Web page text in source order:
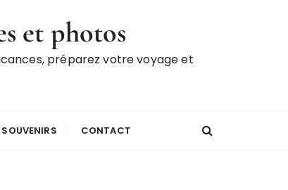
et photos
préparez votre voyage et
CONTACT